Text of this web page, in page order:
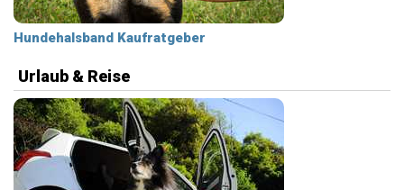
Hundehalsband Kaufratgeber
Urlaub & Reise